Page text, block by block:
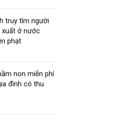
truy tìm người
xuất ở nước
phạt
non miễn phí
đình có thu